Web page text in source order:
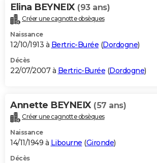
Elina BEYNEIX (93 ans)
Créer une cagnotte obsèques
Naissance
12/10/1913 à Bertric-Burée (Dordogne)
Décès
22/07/2007 à Bertric-Burée (Dordogne)
Annette BEYNEIX (57 ans)
Créer une cagnotte obsèques
Naissance
14/11/1949 à Libourne (Gironde)
Décès